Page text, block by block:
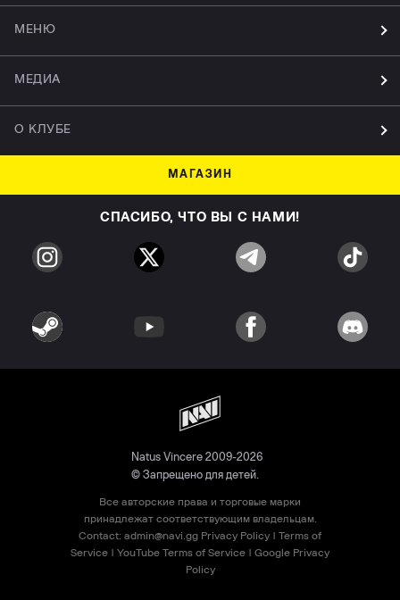
МЕНЮ
МЕДИА
О КЛУБЕ
МАГАЗИН
СПАСИБО, ЧТО ВЫ С НАМИ!
Natus Vincere 2009-2026
© Запрещено для детей.
Все авторские права и торговые марки
принадлежат соответствующим владельцам.
Contact: admin@navi.gg Privacy Policy | Terms of
Service | YouTube Terms of Service | Google Privacy
Policy